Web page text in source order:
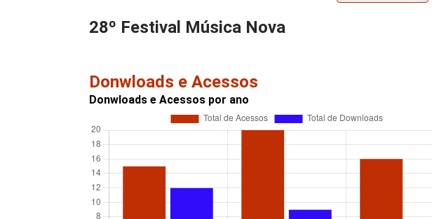
28º Festival Música Nova
Donwloads e Acessos
Donwloads e Acessos por ano